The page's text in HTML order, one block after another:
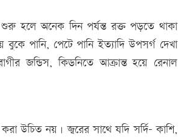
হলে অনেক দিন পর্যন্ত রক্ত পড়তে থাকা
পানি, পেটে পানি ইত্যাদি উপসর্গ দেখা
জন্ডিস, কিডনিতে আক্রান্ত হয়ে রেনাল
উচিত নয়। জ্বরের সাথে যদি সর্দি- কাশি,